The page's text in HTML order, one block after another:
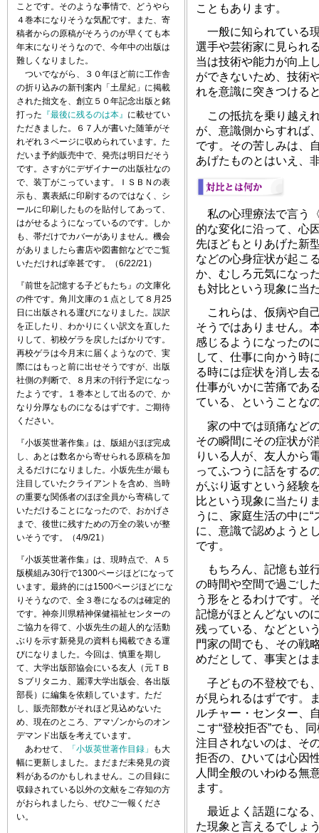
ことです。そのような事情で、どうやら
４巻本になりそうな気配です。また、寄
稿者からの原稿がそろうのが早くても本
年末になりそうなので、今年中の出版は
難しくなりました。
ついでながら、３０年ほど前に工作舎
の折り込みの新刊案内「土星紀」に掲載
された拙文を、創立５０年記念出版と銘
打った 『最後に残るのは本』 に載せてい
ただきました。６７人が書いた随筆がそ
れぞれ３ページに収められています。た
だいま予約販売中で、発売は明日だそう
です。さすがにデザイナーの出版社なの
で、装丁がこっています。ＩＳＢＮの表
示も、裏表紙に印刷するのではなく、シ
ールに印刷したものを貼付してあって、
はがせるようになっているのです。しか
も、帯だけでカバーがありません。機会
がありましたら書店や図書館などでご覧
いただければ幸甚です。（6/22/21）
『前世を記憶する子どもたち』の文庫化
の件です。角川文庫の１点として８月25
日に出版される運びになりました。誤訳
を正したり、わかりにくい訳文を直した
りして、初校ゲラを戻したばかりです。
再校ゲラは今月末に届くようなので、実
際にはもっと前に出せそうですが、出版
社側の判断で、８月末の刊行予定になっ
たようです。１巻本として出るので、か
なり分厚なものになるはずです。ご期待
ください。
『小坂英世著作集』は、版組がほぼ完成
し、あとは数名から寄せられる原稿を加
えるだけになりました。小坂先生が最も
注目していたクライアントを含め、当時
の重要な関係者のほぼ全員から寄稿して
いただけることになったので、おかげさ
まで、後世に残すための万全の装いが整
いそうです。（4/9/21）
『小坂英世著作集』は、現時点で、Ａ５
版横組み30行で1300ページほどになって
います。最終的には1500ページほどにな
りそうなので、全３巻になるのは確定的
です。神奈川県精神保健福祉センターの
ご協力を得て、小坂先生の超人的な活動
ぶりを示す新発見の資料も掲載できる運
びになりました。今回は、慎重を期し
て、大学出版部協会にいる友人（元ＴＢ
Ｓブリタニカ、麗澤大学出版会、各出版
部長）に編集を依頼しています。ただ
し、販売部数がそれほど見込めないた
め、現在のところ、アマゾンからのオン
デマンド出版を考えています。
あわせて、
「小坂英世著作目録」
も大
幅に更新しました。まだまだ未発見の資
料があるのかもしれません。この目録に
収録されている以外の文献をご存知の方
がおられましたら、ぜひご一報くださ
い。
こともあります。
一般に知られている
選手や芸術家に見られ
当は技術や能力が向上
ができないため、技術
れを意識に突きつける
この抵抗を乗り越え
が、意識側からすれば
です。その苦しみは、
あげたものとはいえ
私の心理療法で言う
的な変化に沿って、心
先ほどもとりあげた新
などの心身症状が起こ
か、むしろ元気になっ
も対比という現象に当
これらは、仮病や自
そうではありません。
感じるようになったの
して、仕事に向かう時
る時には症状を消し去
仕事がいかに苦痛であ
ている、ということな
家の中では頭痛など
その瞬間にその症状が
りいる人が、友人から
ってふつうに話をする
がぶり返すという経験
比という現象に当たり
うに、家庭生活の中に“
に、意識で認めようと
です。
もちろん、記憶も並
の時間や空間で過ごし
う形をとるわけです。
記憶がほとんどないの
残っている、などとい
門家の間でも、その戦
めだとして、事実とは
子どもの不登校でも
が見られるはずです。
ルチャー・センター、
こす“登校拒否”でも、
注目されないのは、そ
拒否の、ひいては心因
人間全般のいわゆる無
ます。
最近よく話題になる
た現象と言えるでしょ